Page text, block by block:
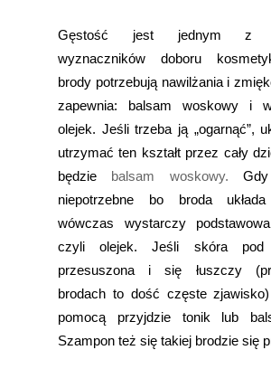
Gęstość jest jednym z
wyznaczników doboru
brody potrzebują nawilżania i
zapewnia: balsam woskowy i
olejek. Jeśli trzeba ją „ogarnąć”,
utrzymać ten kształt przez cały
będzie balsam woskowy.
niepotrzebne bo broda
wówczas wystarczy
czyli olejek. Jeśli skóra pod
przesuszona i się łuszczy
brodach to dość częste
pomocą przyjdzie tonik lub
Szampon też się takiej brodzie się